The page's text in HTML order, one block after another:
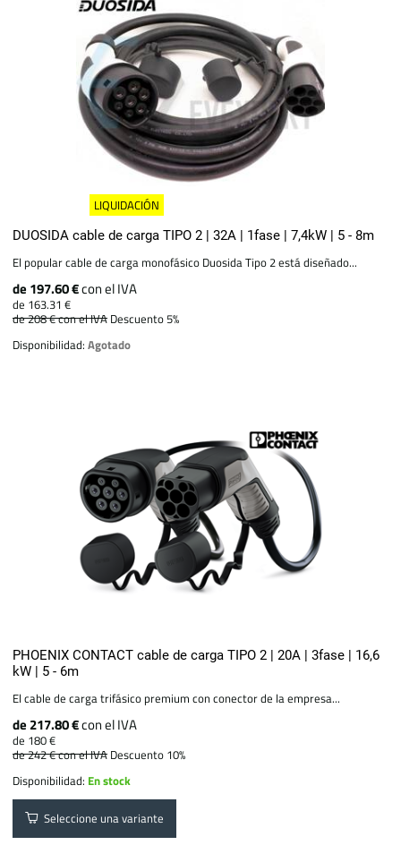
LIQUIDACIÓN
DUOSIDA cable de carga TIPO 2 | 32A | 1fase | 7,4kW | 5 - 8m
El popular cable de carga monofásico Duosida Tipo 2 está diseñado...
de 197.60 €con el IVA
de 163.31 €
de 208 €con el IVA Descuento 5%
Disponibilidad:Agotado
PHOENIX CONTACT cable de carga TIPO 2 | 20A | 3fase | 16,6
kW | 5 - 6m
El cable de carga trifásico premium con conector de la empresa...
de 217.80 €con el IVA
de 180 €
de 242 €con el IVA Descuento 10%
Disponibilidad: En stock
Seleccione una variante